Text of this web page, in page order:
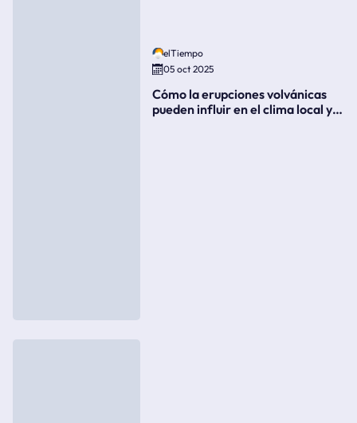
elTiempo
05 oct 2025
Cómo la erupciones volvánicas
pueden influir en el clima local y